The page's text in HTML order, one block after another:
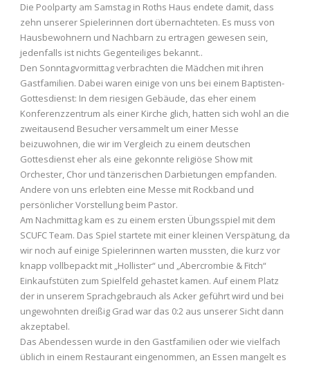
Die Poolparty am Samstag in Roths Haus endete damit, dass
zehn unserer Spielerinnen dort übernachteten. Es muss von
Hausbewohnern und Nachbarn zu ertragen gewesen sein,
jedenfalls ist nichts Gegenteiliges bekannt..
Den Sonntagvormittag verbrachten die Mädchen mit ihren
Gastfamilien. Dabei waren einige von uns bei einem Baptisten-
Gottesdienst: In dem riesigen Gebäude, das eher einem
Konferenzzentrum als einer Kirche glich, hatten sich wohl an die
zweitausend Besucher versammelt um einer Messe
beizuwohnen, die wir im Vergleich zu einem deutschen
Gottesdienst eher als eine gekonnte religiöse Show mit
Orchester, Chor und tänzerischen Darbietungen empfanden.
Andere von uns erlebten eine Messe mit Rockband und
persönlicher Vorstellung beim Pastor.
Am Nachmittag kam es zu einem ersten Übungsspiel mit dem
SCUFC Team. Das Spiel startete mit einer kleinen Verspätung, da
wir noch auf einige Spielerinnen warten mussten, die kurz vor
knapp vollbepackt mit „Hollister“ und „Abercrombie & Fitch“
Einkaufstüten zum Spielfeld gehastet kamen. Auf einem Platz
der in unserem Sprachgebrauch als Acker geführt wird und bei
ungewohnten dreißig Grad war das 0:2 aus unserer Sicht dann
akzeptabel.
Das Abendessen wurde in den Gastfamilien oder wie vielfach
üblich in einem Restaurant eingenommen, an Essen mangelt es